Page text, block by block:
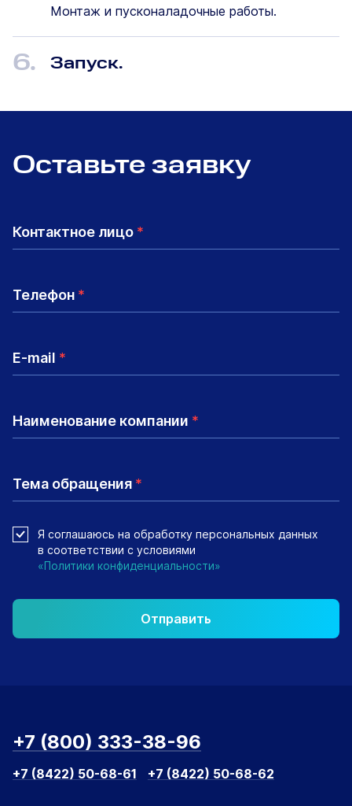
Монтаж и пусконаладочные работы.
6. Запуск.
Оставьте заявку
Контактное лицо *
Телефон *
E-mail *
Наименование компании *
Тема обращения *
Отправить
Я соглашаюсь на обработку персональных данных
в соответствии с условиями
«Политики конфиденциальности»
+7 (800) 333-38-96
+7 (8422) 50-68-61 +7 (8422) 50-68-62